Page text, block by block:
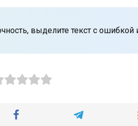
выделите текст с ошибкой